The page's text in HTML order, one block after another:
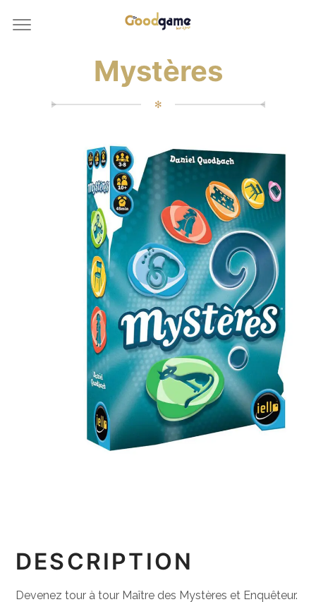
Mystères
✻
DESCRIPTION
Devenez tour à tour Maître des Mystères et Enquêteur.